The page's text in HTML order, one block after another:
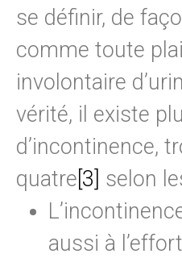
se définir, de
comme toute
involontaire
vérité, il existe
d’incontinence,
quatre [3] selon
aussi à